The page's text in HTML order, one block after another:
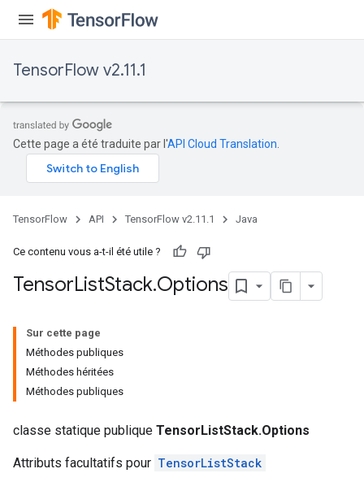
TensorFlow v2.11.1
Cette page a été traduite par l'API Cloud Translation
TensorFlow API TensorFlow v2.11.1 Java
Ce contenu vous a-t-il été utile ?
TensorListStack.Options
Sur cette page
Méthodes publiques
Méthodes héritées
Méthodes publiques
classe statique publique TensorListStack.Options
Attributs facultatifs pour TensorListStack